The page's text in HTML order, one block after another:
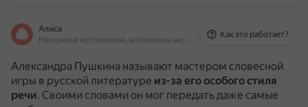
Алиса
На основе источников, возможны неточности
Как это работает?
Александра Пушкина называют мастером словесной
игры в русской литературе из-за его особого стиля
речи. Своими словами он мог передать даже самые